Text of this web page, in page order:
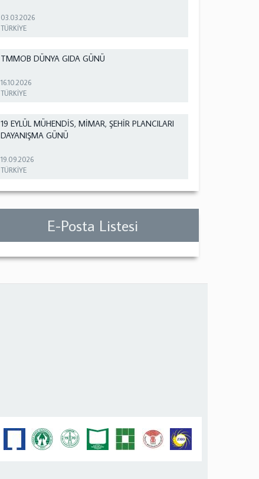
03.03.2026
TÜRKİYE
TMMOB DÜNYA GIDA GÜNÜ
16.10.2026
TÜRKİYE
19 EYLÜL MÜHENDİS, MİMAR, ŞEHİR PLANCILARI
DAYANIŞMA GÜNÜ
19.09.2026
TÜRKİYE
E-Posta Listesi